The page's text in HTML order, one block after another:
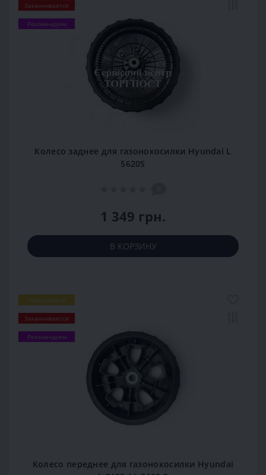
Заканчивается
Рекомендуем
Колесо заднее для газонокосилки Hyundai L
5620S
1 349 грн.
В КОРЗИНУ
Популярный
Заканчивается
Рекомендуем
Колесо переднее для газонокосилки Hyundai